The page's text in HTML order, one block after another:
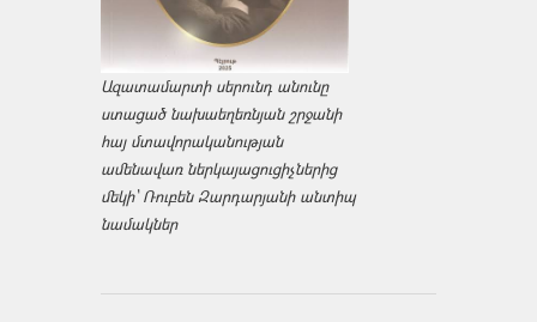
Ազատամարտի սերունդ անունը
ստացած նախաեղեռնյան շրջանի
հայ մտավորականության
ամենավառ ներկայացուցիչներից
մեկի՝ Ռուբեն Զարդարյանի անտիպ
նամակներ